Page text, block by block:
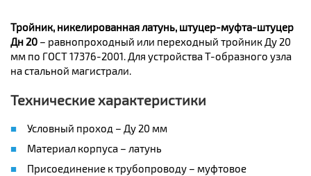
Тройник, никелированная латунь, штуцер-муфта-штуцер
Дн 20 – равнопроходный или переходный тройник Ду 20
мм по ГОСТ 17376-2001. Для устройства Т-образного узла
на стальной магистрали.
Технические характеристики
Условный проход – Ду 20 мм
Материал корпуса – латунь
Присоединение к трубопроводу – муфтовое